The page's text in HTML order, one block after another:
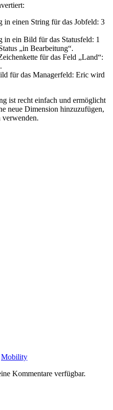
in einen String für das Jobfeld: 3
in ein Bild für das Statusfeld: 1
„in Bearbeitung“.
für das Feld „Land“:
für das Managerfeld: Eric wird
ist recht einfach und ermöglicht
neue Dimension hinzuzufügen,
verwenden.
Mobility
Kommentare verfügbar.